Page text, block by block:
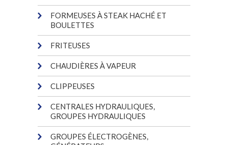
FORMEUSES À STEAK HACHÉ ET
BOULETTES
FRITEUSES
CHAUDIÈRES À VAPEUR
CLIPPEUSES
CENTRALES HYDRAULIQUES,
GROUPES HYDRAULIQUES
GROUPES ÉLECTROGÈNES,